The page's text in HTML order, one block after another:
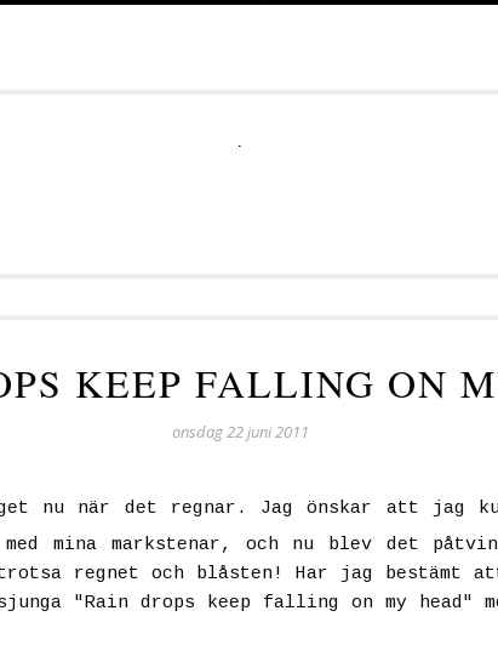
KEEP FALLING ON
onsdag 22 juni 2011
nu när det regnar. Jag önskar att jag
med mina markstenar, och nu blev det
regnet och blåsten! Har jag bestämt
"Rain drops keep falling on my head"